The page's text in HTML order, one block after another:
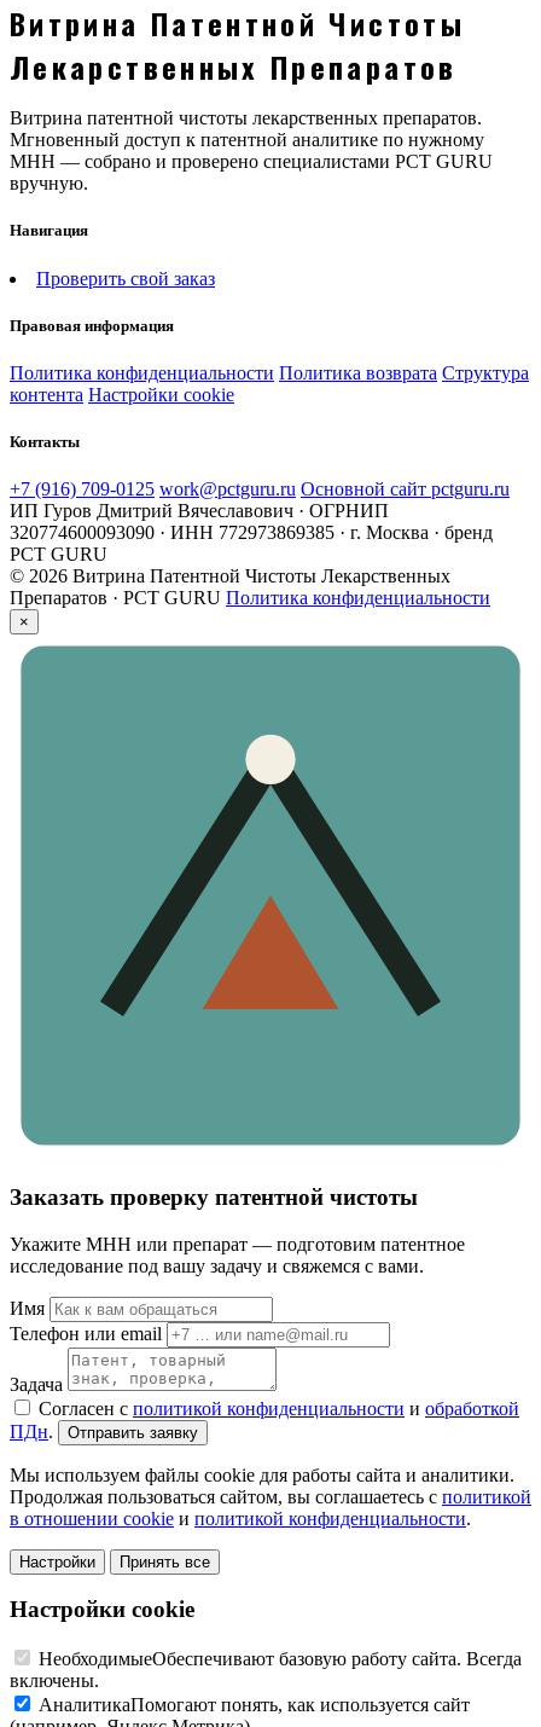
Витрина Патентной Чистоты
Лекарственных Препаратов
Витрина патентной чистоты лекарственных препаратов.
Мгновенный доступ к патентной аналитике по нужному
МНН — собрано и проверено специалистами PCT GURU
вручную.
Навигация
Проверить свой заказ
Правовая информация
Политика конфиденциальности Политика возврата Структура
контента Настройки cookie
Контакты
+7 (916) 709-0125 work@pctguru.ru Основной сайт pctguru.ru
ИП Гуров Дмитрий Вячеславович · ОГРНИП
320774600093090 · ИНН 772973869385 · г. Москва · бренд
PCT GURU
© 2026 Витрина Патентной Чистоты Лекарственных
Препаратов · PCT GURU Политика конфиденциальности
×
Заказать проверку патентной чистоты
Укажите МНН или препарат — подготовим патентное
исследование под вашу задачу и свяжемся с вами.
Имя
Телефон или email
Задача
Согласен с политикой конфиденциальности и обработкой
ПДн. Отправить заявку
Мы используем файлы cookie для работы сайта и аналитики.
Продолжая пользоваться сайтом, вы соглашаетесь с политикой
в отношении cookie и политикой конфиденциальности.
Настройки Принять все
Настройки cookie
НеобходимыеОбеспечивают базовую работу сайта. Всегда
включены.
АналитикаПомогают понять, как используется сайт